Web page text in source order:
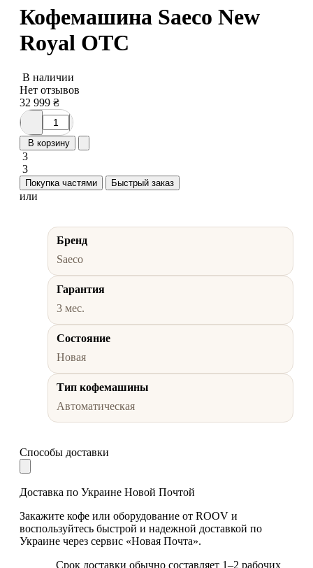
Кофемашина Saeco New
Royal OTC
В наличии
Нет отзывов
32 999 ₴
В корзину
3
3
Покупка частями Быстрый заказ
или
Бренд
Saeco
Гарантия
3 мес.
Состояние
Новая
Тип кофемашины
Автоматическая
Способы доставки
Доставка по Украине Новой Почтой
Закажите кофе или оборудование от ROOV и
воспользуйтесь быстрой и надежной доставкой по
Украине через сервис «Новая Почта».
Срок доставки обычно составляет 1–2 рабочих